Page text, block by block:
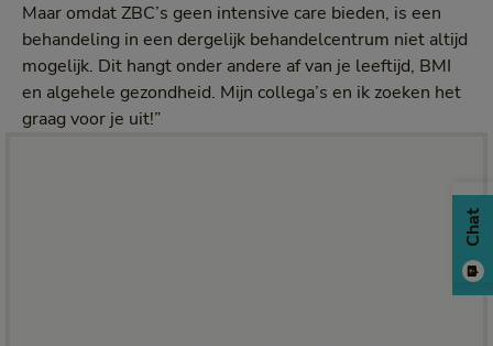
Maar omdat ZBC’s geen intensive care bieden, is een
behandeling in een dergelijk behandelcentrum niet altijd
mogelijk. Dit hangt onder andere af van je leeftijd, BMI
en algehele gezondheid. Mijn collega’s en ik zoeken het
graag voor je uit!”
Chat